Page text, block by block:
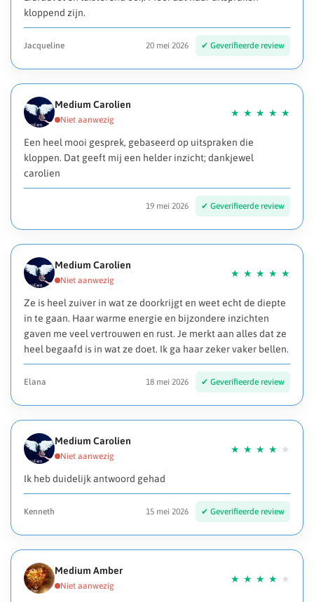
kloppend zijn.
Jacqueline 20 mei 2026
Medium Carolien
Een heel mooi gesprek, gebaseerd op uitspraken die
kloppen. Dat geeft mij een helder inzicht; dankjewel
carolien
19 mei 2026
Medium Carolien
Ze is heel zuiver in wat ze doorkrijgt en weet echt de diepte
in te gaan. Haar warme energie en bijzondere inzichten
gaven me veel vertrouwen en rust. Je merkt aan alles dat ze
heel begaafd is in wat ze doet. Ik ga haar zeker vaker bellen.
Elana 18 mei 2026
Medium Carolien
Ik heb duidelijk antwoord gehad
Kenneth 15 mei 2026
Medium Amber